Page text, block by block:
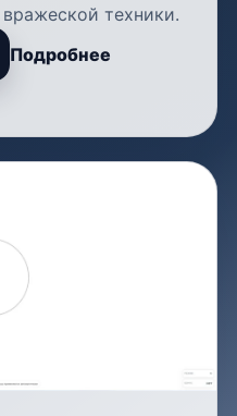
техники.
Подробнее